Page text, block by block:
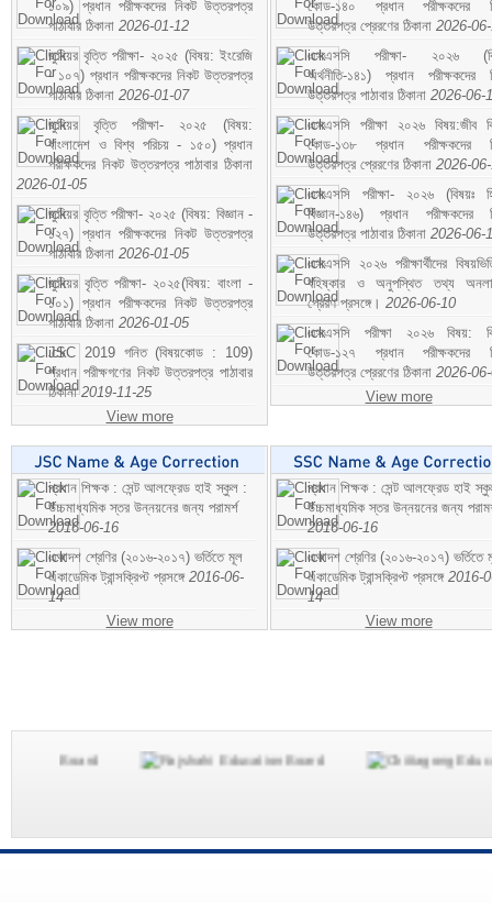
১০৯) প্রধান পরীক্ষকদের নিকট উত্তরপত্র
পাঠাবার ঠিকানা 2026-01-12
জুনিয়র বৃত্তি পরীক্ষা- ২০২৫ (বিষয়: ইংরেজি
- ১০৭) প্রধান পরীক্ষকদের নিকট উত্তরপত্র
পাঠাবার ঠিকানা 2026-01-07
জুনিয়র বৃত্তি পরীক্ষা- ২০২৫ (বিষয়:
বাংলাদেশ ও বিশ্ব পরিচয় - ১৫০) প্রধান
পরীক্ষকদের নিকট উত্তরপত্র পাঠাবার ঠিকানা
2026-01-05
জুনিয়র বৃত্তি পরীক্ষা- ২০২৫ (বিষয়: বিজ্ঞান -
১২৭) প্রধান পরীক্ষকদের নিকট উত্তরপত্র
পাঠাবার ঠিকানা 2026-01-05
জুনিয়র বৃত্তি পরীক্ষা- ২০২৫(বিষয়: বাংলা -
১০১) প্রধান পরীক্ষকদের নিকট উত্তরপত্র
পাঠাবার ঠিকানা 2026-01-05
JSC 2019 গনিত (বিষয়কোড : 109)
প্রধান পরীক্ষগণের নিকট উত্তরপত্র পাঠাবার
ঠিকানা2019-11-25
View more
কোড-১৪০ প্রধান পরীক্ষকদের
উত্তরপত্র প্রেরণের ঠিকানা 2026-
এসএসসি পরীক্ষা- ২০২৬
অর্থনীতি-১৪১) প্রধান পরীক্ষকদের
উত্তরপত্র পাঠাবার ঠিকানা 2026-06-
এসএসসি পরীক্ষা ২০২৬ বিষয়:জীব
কোড-১৩৮ প্রধান পরীক্ষকদের
উত্তরপত্র প্রেরণের ঠিকানা 2026-
এসএসসি পরীক্ষা- ২০২৬ (বিষয়ঃ
বিজ্ঞান-১৪৬) প্রধান পরীক্ষকদের
উত্তরপত্র পাঠাবার ঠিকানা 2026-06-
এসএসসি ২০২৬ পরীক্ষার্থীদের
বহিষ্কার ও অনুপস্থিত তথ্য
প্রেরণ প্রসঙ্গে। 2026-06-10
এসএসসি পরীক্ষা ২০২৬ বিষয়:
কোড-১২৭ প্রধান পরীক্ষকদের
উত্তরপত্র প্রেরণের ঠিকানা 2026-
View more
প্রধান শিক্ষক : সেন্ট আলফ্রেড হাই স্কুল :
উচ্চমাধ্যমিক স্তর উন্নয়নের জন্য পরামর্শ
2016-06-16
একাদশ শ্রেণির (২০১৬-২০১৭) ভর্তিতে মূল
একাডেমিক ট্রান্সক্রিপ্ট প্রসঙ্গে 2016-06-
14
View more
প্রধান শিক্ষক : সেন্ট আলফ্রেড হাই
উচ্চমাধ্যমিক স্তর উন্নয়নের জন্য
2016-06-16
একাদশ শ্রেণির (২০১৬-২০১৭) ভর্তিতে
একাডেমিক ট্রান্সক্রিপ্ট প্রসঙ্গে 2016-
14
View more